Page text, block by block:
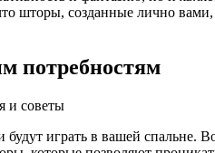
шторы, созданные лично
потребностям
играть в вашей